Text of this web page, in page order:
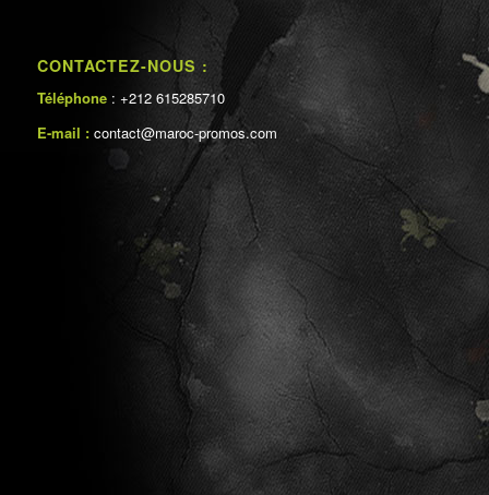
CONTACTEZ-NOUS :
Téléphone : +212 615285710
E-mail : contact@maroc-promos.com